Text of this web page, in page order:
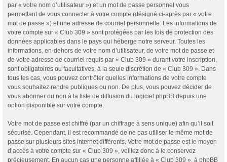
par « votre nom d’utilisateur ») et un mot de passe personnel vous
permettant de vous connecter à votre compte (désigné ci-après par « votre
mot de passe ») et une adresse de courriel personnelle. Les informations de
votre compte sur « Club 309 » sont protégées par les lois de protection des
données applicables dans le pays qui héberge notre serveur. Toutes les
informations, en-dehors de votre nom d’utilisateur, de votre mot de passe et
de votre adresse de courriel requis par « Club 309 » durant votre inscription,
sont obligatoires ou facultatives, à la seule discrétion de « Club 309 ». Dans
tous les cas, vous pouvez contrôler quelles informations de votre compte
vous souhaitez rendre publiques ou non. De plus, vous pouvez décider de
vous abonner ou non à la liste de diffusion du logiciel phpBB depuis une
option disponible sur votre compte.
Votre mot de passe est chiffré (par un chiffrage à sens unique) afin qu’il soit
sécurisé. Cependant, il est recommandé de ne pas utiliser le même mot de
passe sur plusieurs sites internet différents. Votre mot de passe est le moyen
d’accès à votre compte sur « Club 309 », veillez donc à le conservez
précieusement. En aucun cas une personne affiliée à « Club 309 », à phpBB